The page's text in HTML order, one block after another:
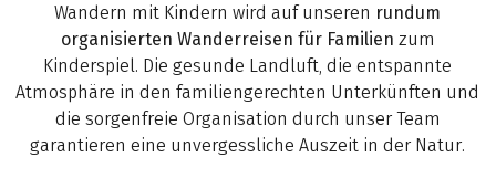
Wandern mit Kindern wird auf unseren rundum
organisierten Wanderreisen für Familien zum
Kinderspiel. Die gesunde Landluft, die entspannte
Atmosphäre in den familiengerechten Unterkünften und
die sorgenfreie Organisation durch unser Team
garantieren eine unvergessliche Auszeit in der Natur.